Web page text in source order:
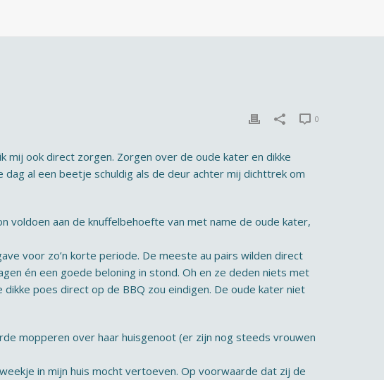
0
mij ook direct zorgen. Zorgen over de oude kater en dikke
al een beetje schuldig als de deur achter mij dichttrek om
voldoen aan de knuffelbehoefte van met name de oude kater,
voor zo’n korte periode. De meeste au pairs wilden direct
én een goede beloning in stond. Oh en ze deden niets met
poes direct op de BBQ zou eindigen. De oude kater niet
mopperen over haar huisgenoot (er zijn nog steeds vrouwen
in mijn huis mocht vertoeven. Op voorwaarde dat zij de